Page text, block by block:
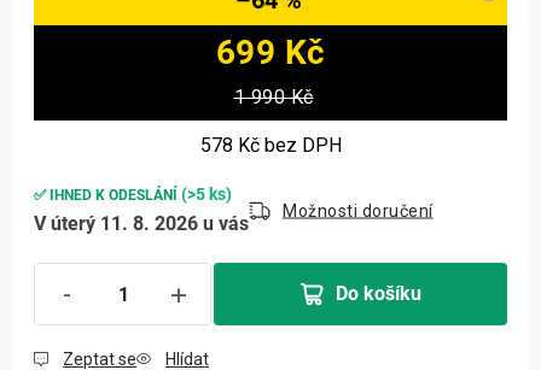
1 990 Kč
699 Kč
578 Kčbez DPH
✅ IHNED K ODESLÁNÍ (>5 ks)
V úterý 11. 8. 2026 u vás
Možnosti doručení
Do košíku
Zeptat se Hlídat